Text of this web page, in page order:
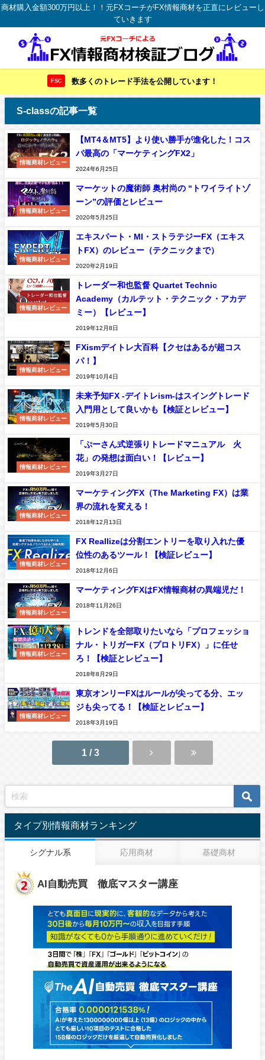
商材購入金額300万円以上！！元FXコーチがFX情報商材を正直にレビューし
ていきます
FSC 数多くのトレード手法を公開しています！
S-classの記事一覧
情報商材レビュー
【MT4＆MT5】より使い勝手が進化した！コス
パ最高の「マーケティングFX2」
2024年6月25日
情報商材レビュー
マーケットの魔術師 奥村尚の “トワイライトゾ
ーン”の評価とレビュー
2020年5月25日
情報商材レビュー
エキスパート・MI・ストラテジーFX（エキス
トFX）のレビュー（テクニックまで）
2020年2月19日
情報商材レビュー
トレーダー和也監督 Quartet Technic
Academy（カルテット・テクニック・アカデ
ミー）【レビュー】
2019年12月8日
情報商材レビュー
FXismデイトレ大百科【クセはあるが超コス
パ！】
2019年10月4日
情報商材レビュー
未来予知FX -デイトレism-はスイングトレード
入門用として良いかも【検証とレビュー】
2019年5月30日
情報商材レビュー
「ぷーさん式逆張りトレードマニュアル 火
花」の発想は面白い！【レビュー】
2019年3月27日
情報商材レビュー
マーケティングFX（The Marketing FX）は業
界の流れを変える！
2018年12月13日
情報商材レビュー
FX Reallizeは分割エントリーを取り入れた優
位性のあるツール！【検証レビュー】
2018年12月6日
情報商材レビュー
マーケティングFXはFX情報商材の異端児だ！
2018年11月26日
情報商材レビュー
トレンドを全部取りたいなら「プロフェッショ
ナル・トリガーFX（プロトリFX）」に任せ
ろ！【検証とレビュー】
2018年8月29日
情報商材レビュー
東京オンリーFXはルールが尖ってる分、エッ
ジも尖ってる！【検証とレビュー】
2018年3月19日
1 / 3
タイプ別情報商材ランキング
シグナル系 応用商材 基礎商材
AI自動売買 徹底マスター講座